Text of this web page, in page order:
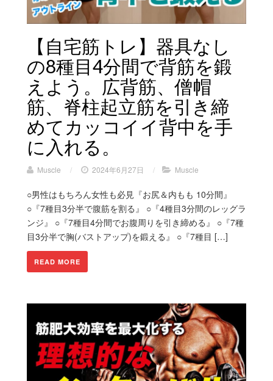
【自宅筋トレ】器具なし
の8種目4分間で背筋を鍛
えよう。広背筋、僧帽
筋、脊柱起立筋を引き締
めてカッコイイ背中を手
に入れる。
Muscle / 2024年6月27日 / Muscle
○男性はもちろん女性も必見『お尻＆内もも 10分間』
○『7種目3分半で腹筋を割る』 ○『4種目3分間のレッグラ
ンジ』 ○『7種目4分間でお腹周りを引き締める』 ○『7種
目3分半で胸(バストアップ)を鍛える』 ○『7種目 […]
READ MORE